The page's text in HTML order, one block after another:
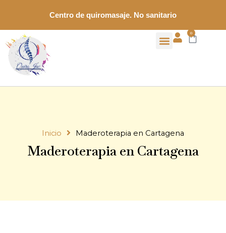
contenido
Centro de quiromasaje. No sanitario
Menú
0
Carrito
Inicio Maderoterapia en Cartagena
Maderoterapia en Cartagena